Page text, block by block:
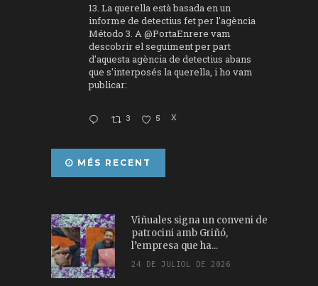
13. La querella està basada en un
informe de detectius fet per l'agència
Método 3. A@PortaEnrere vam
descobrir el seguiment per part
d'aquesta agència de detectius abans
que s'interposés la querella, i ho vam
publicar:
3 5 X
MÉS RECENT
Viñuales signa un conveni de
patrocini amb Griñó,
l’empresa que ha...
24 DE JULIOL DE 2026